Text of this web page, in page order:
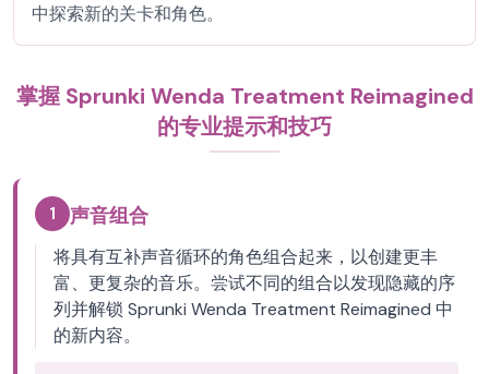
中探索新的关卡和角色。
掌握 Sprunki Wenda Treatment Reimagined
的专业提示和技巧
1 声音组合
将具有互补声音循环的角色组合起来，以创建更丰
富、更复杂的音乐。尝试不同的组合以发现隐藏的序
列并解锁 Sprunki Wenda Treatment Reimagined 中
的新内容。